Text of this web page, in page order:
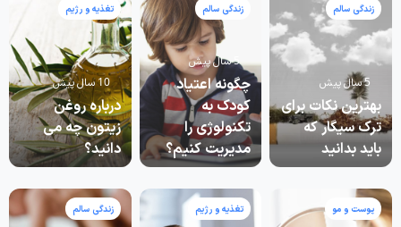
زندگی سالم
بهترین نکات برای
ترک سیگار که
باید بدانید
5 سال پیش
زندگی سالم
چگونه اعتیاد
کودک به
تکنولوژی را
مدیریت کنیم؟
5 سال پیش
تغذیه و رژیم
درباره روغن
زیتون چه می
دانید؟
10 سال پیش
پوست و مو تغذیه و رژیم زندگی سالم